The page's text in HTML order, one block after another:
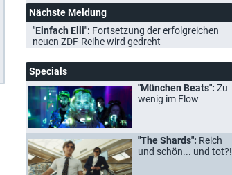
Nächste Meldung
"Einfach Elli": Fortsetzung der erfolgreichen
neuen ZDF-Reihe wird gedreht
Specials
"München Beats": Zu
wenig im Flow
"The Shards": Reich
und schön... und tot?!